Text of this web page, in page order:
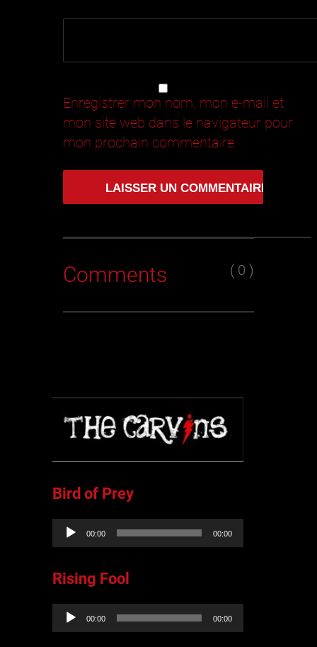
Enregistrer mon nom, mon e-mail et
mon site web dans le navigateur pour
mon prochain commentaire.
Comments ( 0 )
Bird of Prey
Lecteur
audio
00:00 00:00
Rising Fool
Lecteur
audio
00:00 00:00